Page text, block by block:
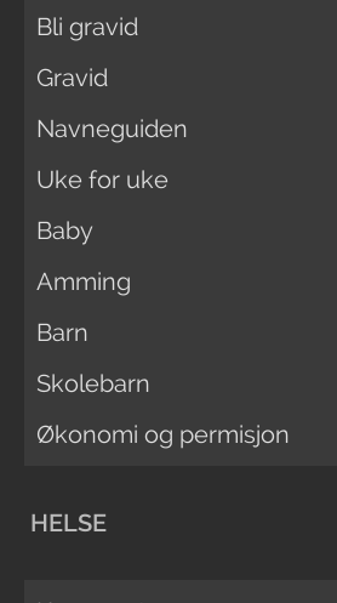
Bli gravid
Gravid
Navneguiden
Uke for uke
Baby
Amming
Barn
Skolebarn
Økonomi og permisjon
HELSE